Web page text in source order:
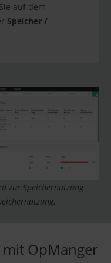
auf dem
Speicher /
zur Speichernutzung
OpManger